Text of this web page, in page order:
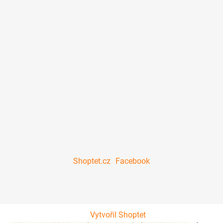
Shoptet.cz Facebook
Vytvořil Shoptet